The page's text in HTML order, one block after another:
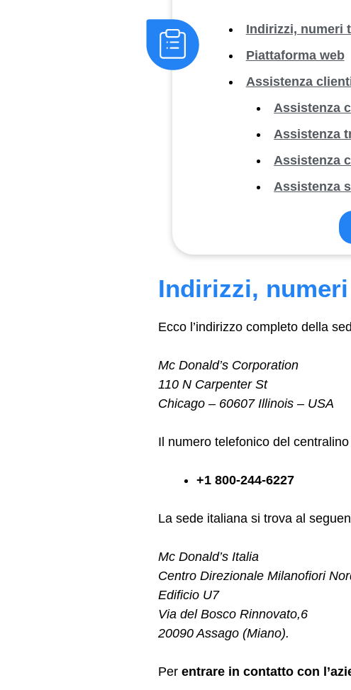
Indirizzi, numeri
Piattaforma web
Assistenza
Assistenza
Assistenza
Assistenza
Assistenza
Indirizzi,
Ecco l’indirizzo completo della
Mc Donald’s Corporation
110 N Carpenter St
Chicago – 60607 Illinois – USA
Il numero telefonico del
+1 800-244-6227
La sede italiana si trova al
Mc Donald’s Italia
Centro Direzionale Milanofiori
Edificio U7
Via del Bosco Rinnovato,6
20090 Assago (Miano).
Per entrare in contatto con